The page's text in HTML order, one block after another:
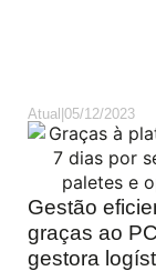
Atual 05/12/2023
Gestão
graças ao
gestora